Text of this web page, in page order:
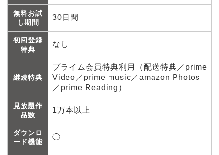
無料お試
し期間
30日間
初回登録
特典
なし
継続特典
プライム会員特典利用（配送特典／prime
Video／prime music／amazon Photos
／prime Reading）
見放題作
品数
1万本以上
ダウンロ
ード機能
◯